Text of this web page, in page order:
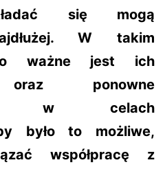
się mogą
W takim
ważne jest ich
oraz ponowne
w celach
było to możliwe,
współpracę z